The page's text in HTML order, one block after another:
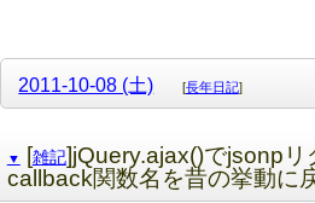
2011-10-08 (土) [長年日記]
▼ [雑記]jQuery.ajax()でjsonpリ
callback関数名を昔の挙動に